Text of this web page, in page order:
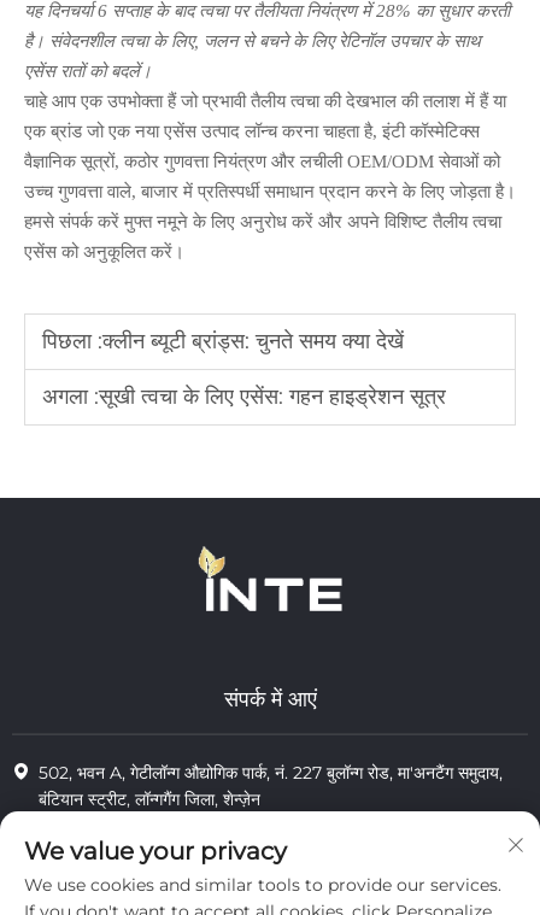
यह दिनचर्या 6 सप्ताह के बाद त्वचा पर तैलीयता नियंत्रण में 28% का सुधार करती
है। संवेदनशील त्वचा के लिए, जलन से बचने के लिए रेटिनॉल उपचार के साथ
एसेंस रातों को बदलें।
चाहे आप एक उपभोक्ता हैं जो प्रभावी तैलीय त्वचा की देखभाल की तलाश में हैं या
एक ब्रांड जो एक नया एसेंस उत्पाद लॉन्च करना चाहता है, इंटी कॉस्मेटिक्स
वैज्ञानिक सूत्रों, कठोर गुणवत्ता नियंत्रण और लचीली OEM/ODM सेवाओं को
उच्च गुणवत्ता वाले, बाजार में प्रतिस्पर्धी समाधान प्रदान करने के लिए जोड़ता है।
हमसे संपर्क करें मुफ्त नमूने के लिए अनुरोध करें और अपने विशिष्ट तैलीय त्वचा
एसेंस को अनुकूलित करें।
पिछला :क्लीन ब्यूटी ब्रांड्स: चुनते समय क्या देखें
अगला :सूखी त्वचा के लिए एसेंस: गहन हाइड्रेशन सूत्र
संपर्क में आएं
502, भवन A, गेटीलॉन्ग औद्योगिक पार्क, नं. 227 बुलॉन्ग रोड, मा'अनटैंग समुदाय,
बंटियान स्ट्रीट, लॉन्गगैंग जिला, शेन्ज़ेन
+86-13823773549
[email protected]
We value your privacy
We use cookies and similar tools to provide our services.